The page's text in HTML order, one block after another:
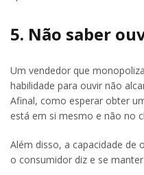
5. Não saber
Um vendedor que
habilidade para ouvir não
Afinal, como esperar obter
está em si mesmo e não no
Além disso, a capacidade de
o consumidor diz e se